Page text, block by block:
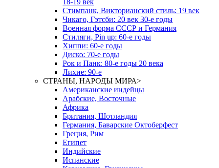
18-19 век
Стимпанк, Викторианский стиль: 19 век
Чикаго, Гэтсби: 20 век 30-е годы
Военная форма СССР и Германия
Стиляги, Pin up: 60-е годы
Хиппи: 60-е годы
Диско: 70-е годы
Рок и Панк: 80-е годы 20 века
Лихие: 90-е
СТРАНЫ, НАРОДЫ МИРА>
Американские индейцы
Арабские, Восточные
Африка
Британия, Шотландия
Германия, Баварские Октоберфест
Греция, Рим
Египет
Индийские
Испанские